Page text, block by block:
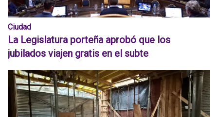
Ciudad
La Legislatura porteña aprobó que los
jubilados viajen gratis en el subte